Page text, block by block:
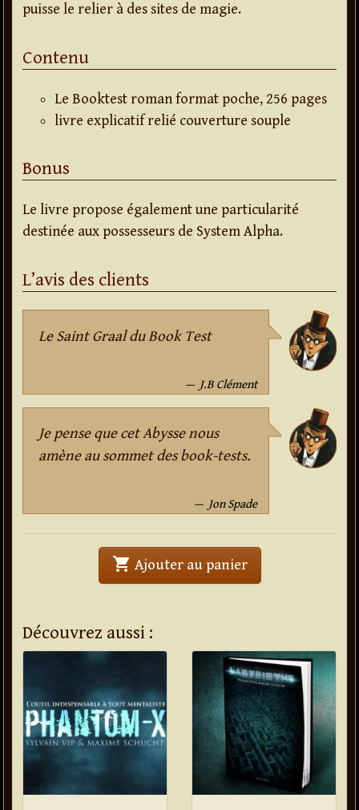
puisse le relier à des sites de magie.
Contenu
Le Booktest roman format poche, 256 pages
livre explicatif relié couverture souple
Bonus
Le livre propose également une particularité
destinée aux possesseurs de System Alpha.
L’avis des clients
Le Saint Graal du Book Test
J.B Clément
Je pense que cet Abysse nous
amène au sommet des book-tests.
Jon Spade
shopping_cart Ajouter au panier' . Booktest The
Découvrez aussi :